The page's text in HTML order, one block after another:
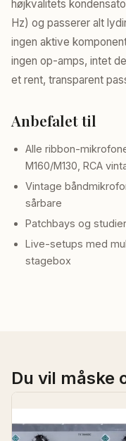
højkvalitets
Hz) og passerer alt
ingen aktive
ingen op-amps, intet
et rent, transparent
Anbefalet til
Alle ribbon-
M160/M130, RCA
Vintage
sårbare
Patchbays og
Live-setups med
stagebox
Du vil måske